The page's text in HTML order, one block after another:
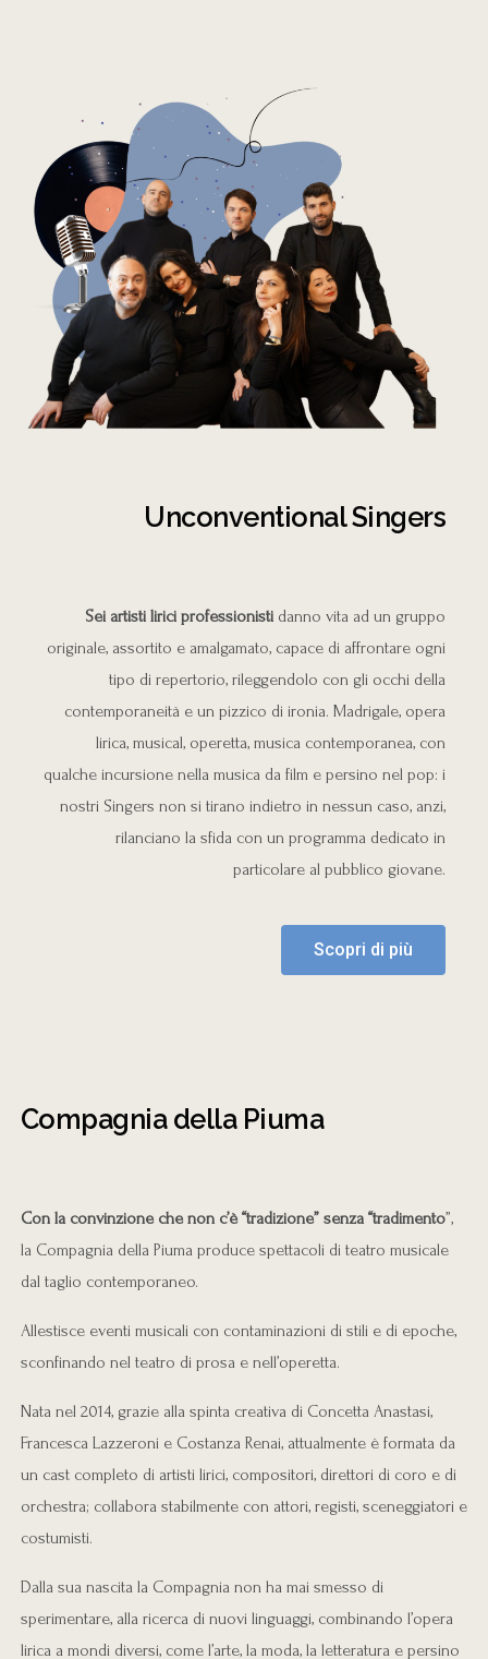
Unconventional Singers
Sei artisti lirici professionisti danno vita ad un gruppo
originale, assortito e amalgamato, capace di affrontare ogni
tipo di repertorio, rileggendolo con gli occhi della
contemporaneità e un pizzico di ironia. Madrigale, opera
lirica, musical, operetta, musica contemporanea, con
qualche incursione nella musica da film e persino nel pop: i
nostri Singers non si tirano indietro in nessun caso, anzi,
rilanciano la sfida con un programma dedicato in
particolare al pubblico giovane.
Scopri di più
Compagnia della Piuma
Con la convinzione che non c’è “tradizione” senza “tradimento”,
la Compagnia della Piuma produce spettacoli di teatro musicale
dal taglio contemporaneo.
Allestisce eventi musicali con contaminazioni di stili e di epoche,
sconfinando nel teatro di prosa e nell’operetta.
Nata nel 2014, grazie alla spinta creativa di Concetta Anastasi,
Francesca Lazzeroni e Costanza Renai, attualmente è formata da
un cast completo di artisti lirici, compositori, direttori di coro e di
orchestra; collabora stabilmente con attori, registi, sceneggiatori e
costumisti.
Dalla sua nascita la Compagnia non ha mai smesso di
sperimentare, alla ricerca di nuovi linguaggi, combinando l’opera
lirica a mondi diversi, come l’arte, la moda, la letteratura e persino